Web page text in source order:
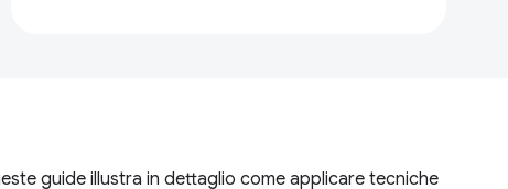
guide illustra in dettaglio come applicare tecniche